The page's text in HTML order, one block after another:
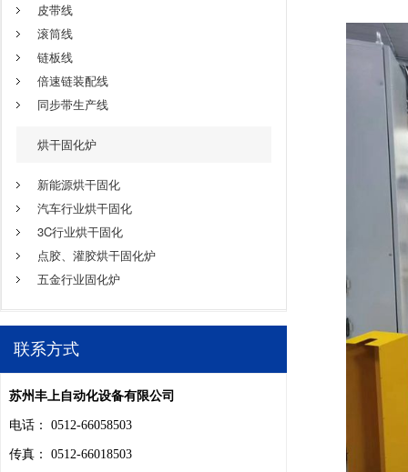
皮带线
滚筒线
链板线
倍速链装配线
同步带生产线
烘干固化炉
新能源烘干固化
汽车行业烘干固化
3C行业烘干固化
点胶、灌胶烘干固化炉
五金行业固化炉
联系方式
苏州丰上自动化设备有限公司
电话： 0512-66058503
传真： 0512-66018503